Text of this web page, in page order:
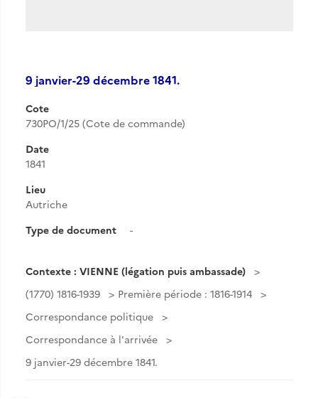
9 janvier-29 décembre 1841.
Cote
730PO/1/25 (Cote de commande)
Date
1841
Lieu
Autriche
Type de document
-
Contexte : VIENNE (légation puis ambassade)
(1770) 1816-1939
Première période : 1816-1914
Correspondance politique
Correspondance à l'arrivée
9 janvier-29 décembre 1841.